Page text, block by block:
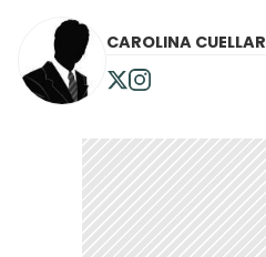
CAROLINA CUELLAR